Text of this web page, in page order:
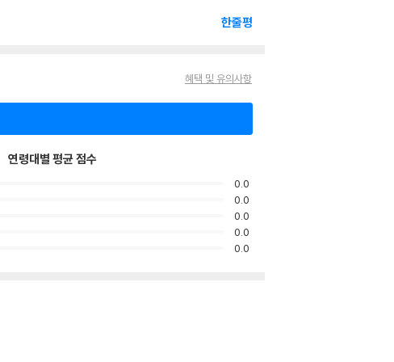
한줄평
혜택 및 유의사항
연령대별 평균 점수
0.0
0.0
0.0
0.0
0.0